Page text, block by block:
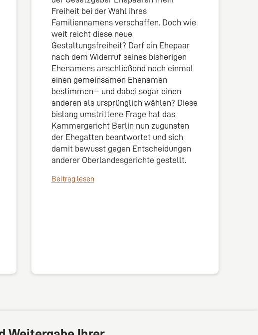
Freiheit bei der Wahl ihres
Familiennamens verschaffen. Doch wie
weit reicht diese neue
Gestaltungsfreiheit? Darf ein Ehepaar
nach dem Widerruf seines bisherigen
Ehenamens anschließend noch einmal
einen gemeinsamen Ehenamen
bestimmen – und dabei sogar einen
anderen als ursprünglich wählen? Diese
bislang umstrittene Frage hat das
Kammergericht Berlin nun zugunsten
der Ehegatten beantwortet und sich
damit bewusst gegen Entscheidungen
anderer Oberlandesgerichte gestellt.
Beitrag lesen